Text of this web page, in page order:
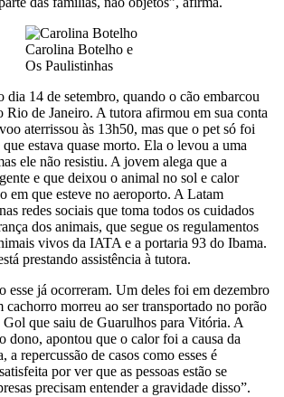
Carolina Botelho e
Os Paulistinhas
dia 14 de setembro, quando o cão embarcou
Rio de Janeiro. A tutora afirmou em sua conta
aterrissou às 13h50, mas que o pet só foi
estava quase morto. Ela o levou a uma
ele não resistiu. A jovem alega que a
e que deixou o animal no sol e calor
em que esteve no aeroporto. A Latam
redes sociais que toma todos os cuidados
dos animais, que segue os regulamentos
vivos da IATA e a portaria 93 do Ibama.
prestando assistência à tutora.
esse já ocorreram. Um deles foi em dezembro
cachorro morreu ao ser transportado no porão
Gol que saiu de Guarulhos para Vitória. A
dono, apontou que o calor foi a causa da
a repercussão de casos como esses é
por ver que as pessoas estão se
precisam entender a gravidade disso”.